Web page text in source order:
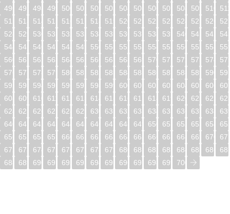
496
497 498 499 500 501 502 503 504 505 506 507 508 509 510
512
513 514 515 516 517 518 519 520 521 522 523 524 525 526
528
529 530 531 532 533 534 535 536 537 538 539 540 541 542
544
545 546 547 548 549 550 551 552 553 554 555 556 557 558
560
561 562 563 564 565 566 567 568 569 570 571 572 573 574
576
577 578 579 580 581 582 583 584 585 586 587 588 589 590
592
593 594 595 596 597 598 599 600 601 602 603 604 605 606
608
609 610 611 612 613 614 615 616 617 618 619 620 621 622
624
625 626 627 628 629 630 631 632 633 634 635 636 637 638
640
641 642 643 644 645 646 647 648 649 650 651 652 653 654
656
657 658 659 660 661 662 663 664 665 666 667 668 669 670
672
673 674 675 676 677 678 679 680 681 682 683 684 685 686
688
689 690 691 692 693 694 695 696 697 698 699 700